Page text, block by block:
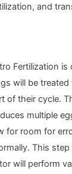
and
Fertilization is
will be
of their cycle.
multiple
for room for
This
will perform